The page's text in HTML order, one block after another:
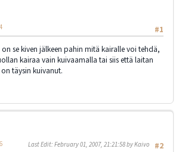
#1
se kiven jälkeen pahin mitä kairalle voi tehdä,
kairaa vain kuivaamalla tai siis että laitan
täysin kuivanut.
#2
Last Edit: February 01, 2007, 21:21:58 by Kaivo